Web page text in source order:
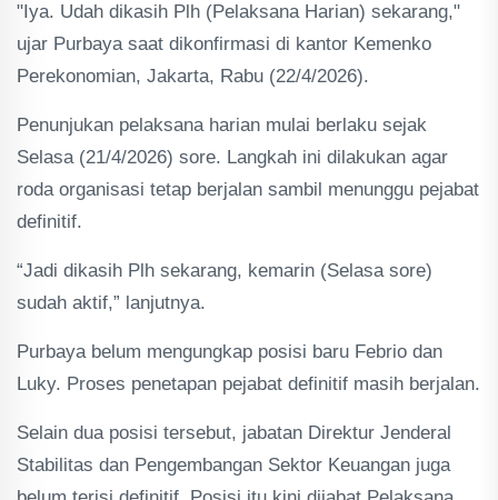
"Iya. Udah dikasih Plh (Pelaksana Harian) sekarang,"
ujar Purbaya saat dikonfirmasi di kantor Kemenko
Perekonomian, Jakarta, Rabu (22/4/2026).
Penunjukan pelaksana harian mulai berlaku sejak
Selasa (21/4/2026) sore. Langkah ini dilakukan agar
roda organisasi tetap berjalan sambil menunggu pejabat
definitif.
“Jadi dikasih Plh sekarang, kemarin (Selasa sore)
sudah aktif,” lanjutnya.
Purbaya belum mengungkap posisi baru Febrio dan
Luky. Proses penetapan pejabat definitif masih berjalan.
Selain dua posisi tersebut, jabatan Direktur Jenderal
Stabilitas dan Pengembangan Sektor Keuangan juga